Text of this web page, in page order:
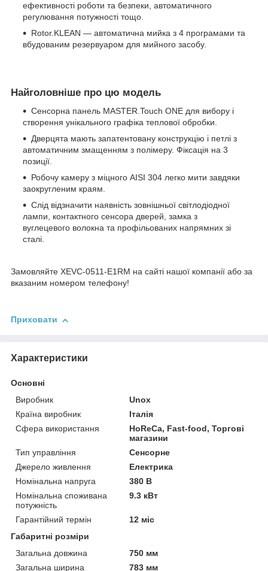
ефективності роботи та безпеки, автоматичного
регулювання потужності тощо.
Rotor.KLEAN — автоматична мийка з 4 програмами та
вбудованим резервуаром для мийного засобу.
Найголовніше про цю модель
Сенсорна панель MASTER.Touch ONE для вибору і
створення унікального графіка теплової обробки.
Дверцята мають запатентовану конструкцію і петлі з
автоматичним змащенням з полімеру. Фіксація на 3
позиції.
Робочу камеру з міцного AISI 304 легко мити завдяки
заокругленим краям.
Слід відзначити наявність зовнішньої світлодіодної
лампи, контактного сенсора дверей, замка з
вуглецевого волокна та профільованих напрямних зі
сталі.
Замовляйте XEVC-0511-E1RM на сайті нашої компанії або за
вказаним номером телефону!
Приховати
Характеристики
Основні
Виробник
Unox
Країна виробник
Італія
Сфера використання
HoReCa, Fast-food, Торгові
магазини
Тип управління
Сенсорне
Джерело живлення
Електрика
Номінальна напруга
380 В
Номінальна споживана
потужність
9.3 кВт
Гарантійний термін
12 міс
Габаритні розміри
Загальна довжина
750 мм
Загальна ширина
783 мм